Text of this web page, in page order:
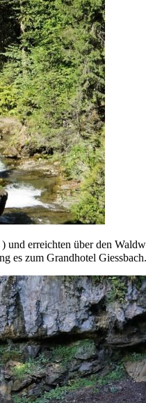
) und erreichten über den
es zum Grandhotel Giessbach.